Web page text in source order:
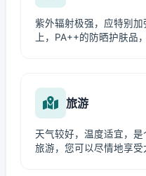
紫外辐射极强，应特别
上，PA++的防晒护肤品
旅游
天气较好，温度适宜，
旅游，您可以尽情地享受